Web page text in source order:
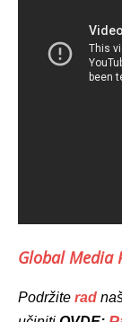
Global Media
Podržite rad